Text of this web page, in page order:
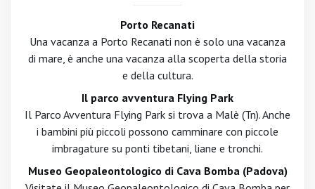
Porto Recanati
Una vacanza a Porto Recanati non è solo una vacanza
di mare, è anche una vacanza alla scoperta della storia
e della cultura.
Il parco avventura Flying Park
Il Parco Avventura Flying Park si trova a Malè (Tn). Anche
i bambini più piccoli possono camminare con piccole
imbragature su ponti tibetani, liane e tronchi.
Museo Geopaleontologico di Cava Bomba (Padova)